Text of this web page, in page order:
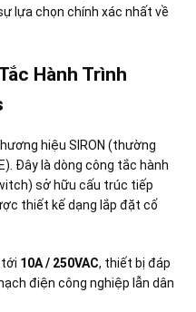
lựa chọn chính xác nhất về
Hành Trình
hiệu SIRON (thường
. Đây là dòng công tắc hành
sở hữu cấu trúc tiếp
thiết kế dạng lắp đặt cố
tới 10A / 250VAC, thiết bị đáp
điện công nghiệp lẫn dân